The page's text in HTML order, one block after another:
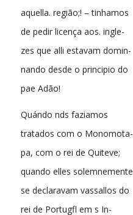
aquella. região;! – tinhamos
de pedir licença aos. ingle-
zes que alli estavam domin-
nando desde o principio do
pae Adão!
Quándo nds faziamos
tratados com o Monomota-
pa, com o rei de Quiteve;
quando elles solemnemente
se declaravam vassallos do
rei de Portugfl em s In-